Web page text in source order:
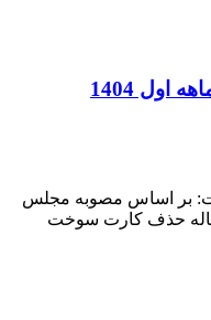
بر اساس مصوبه مجلس
حذف کارت سوخت